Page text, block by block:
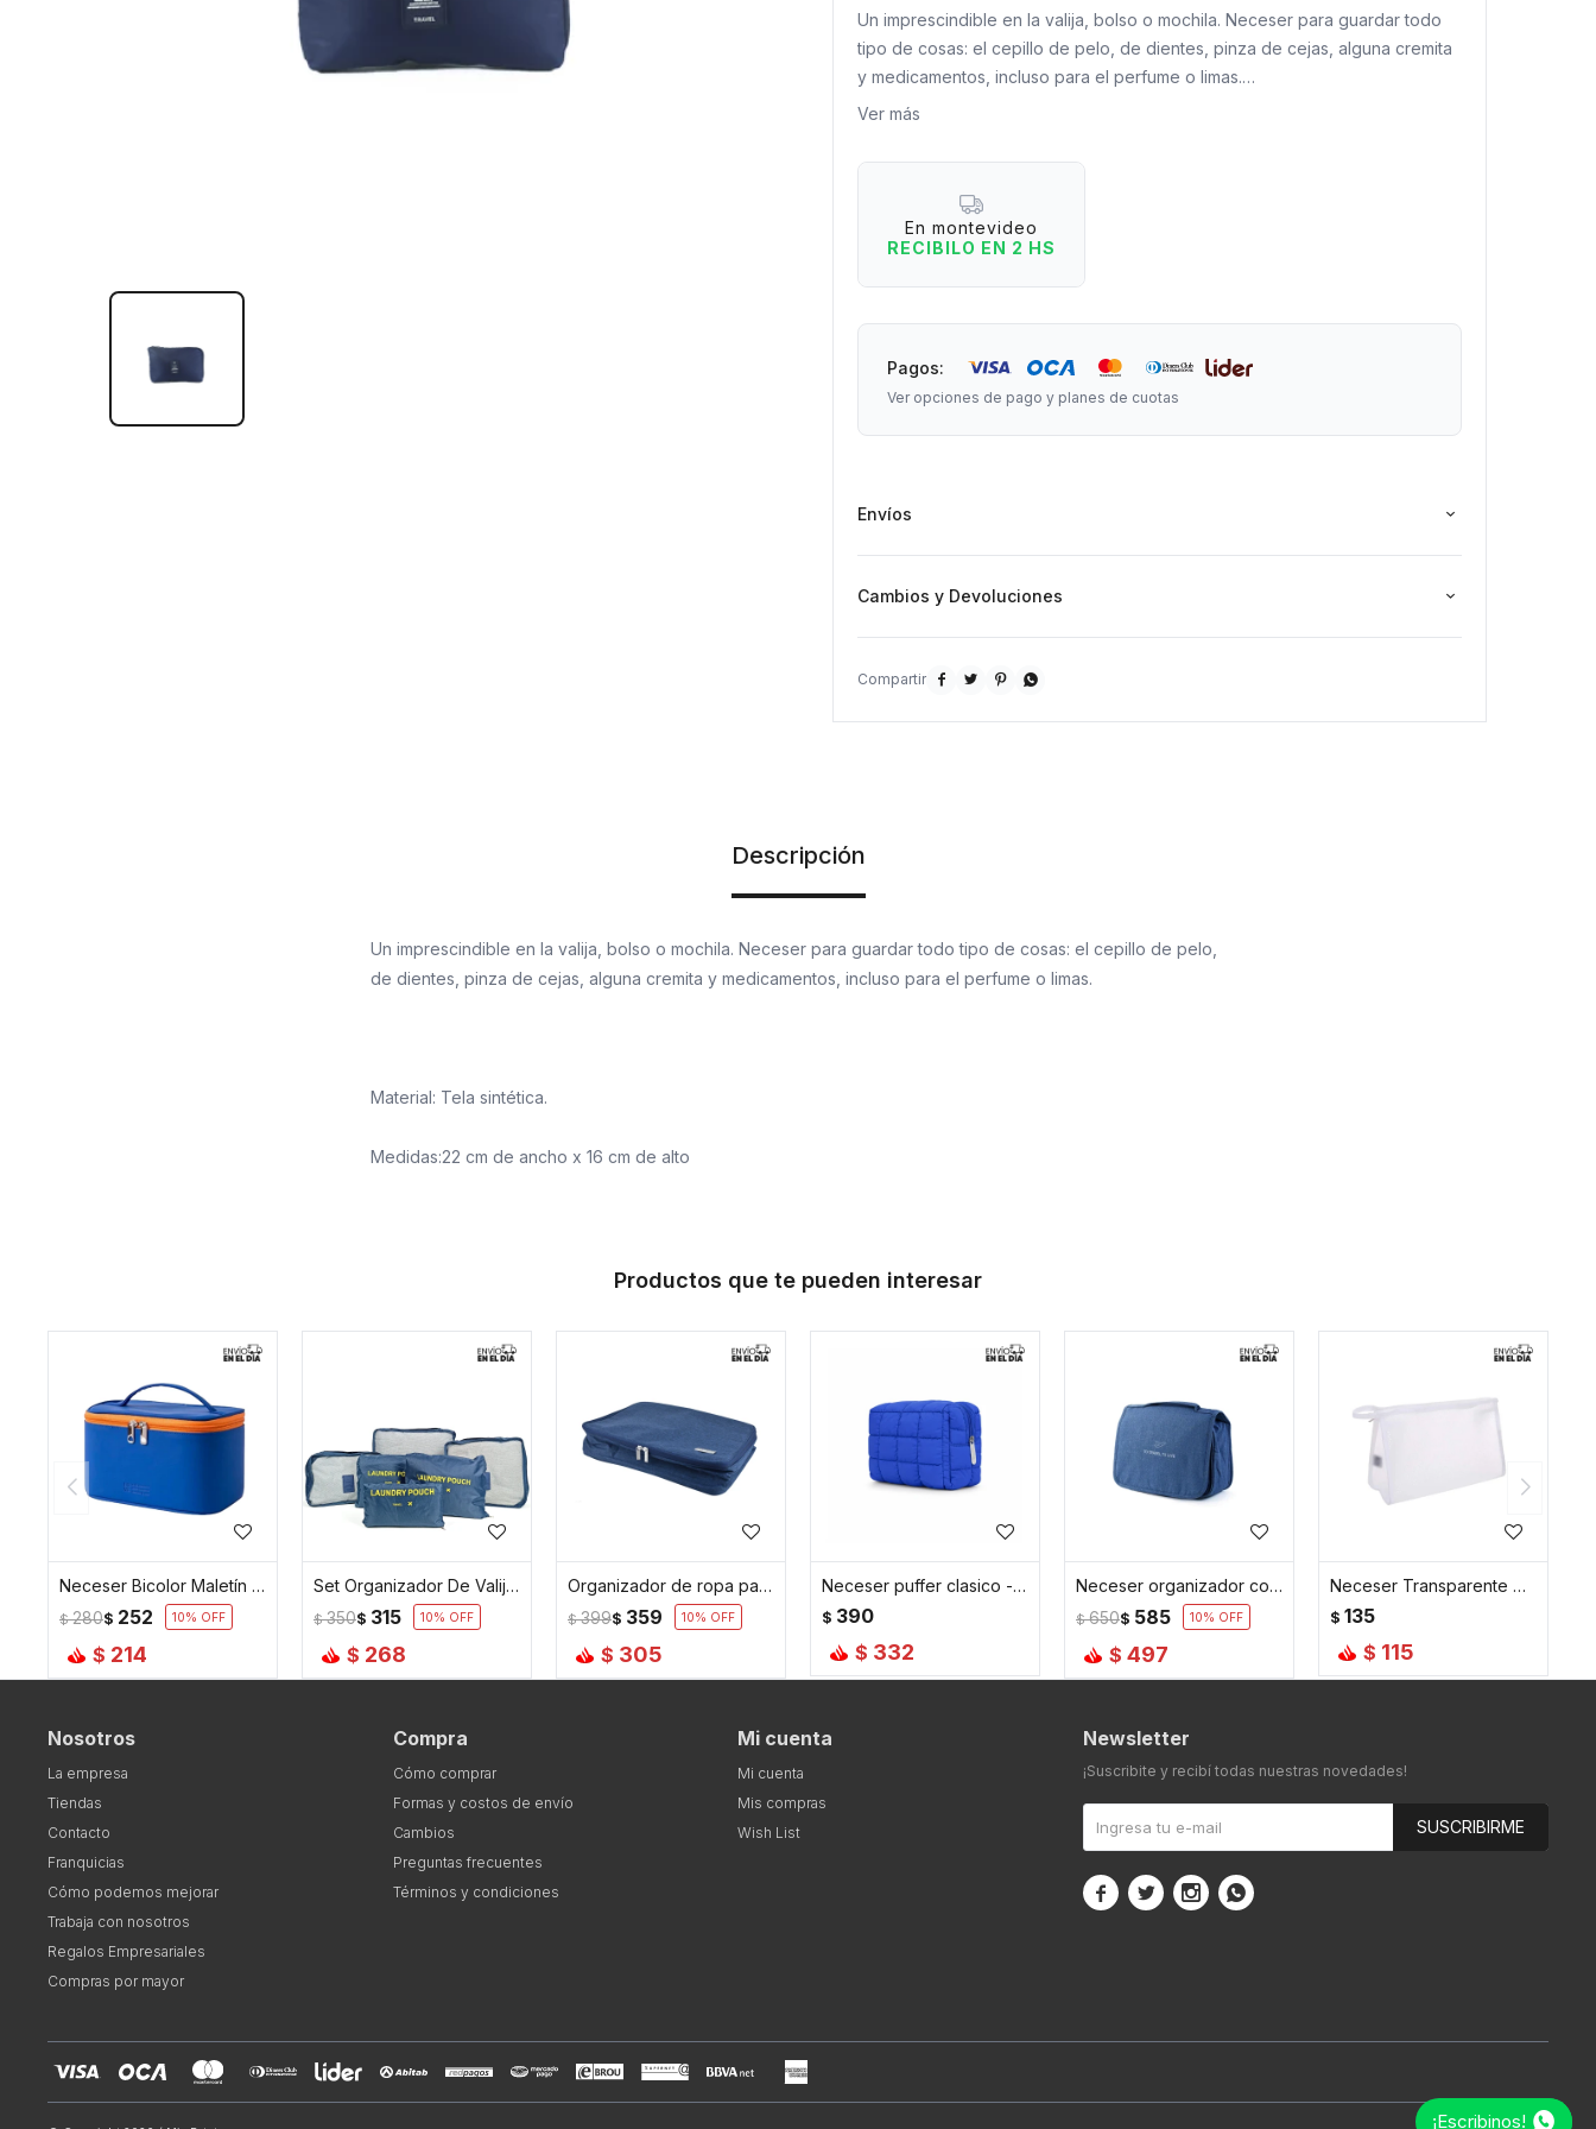
Un imprescindible en la valija, bolso o mochila. Neceser para guardar todo
tipo de cosas: el cepillo de pelo, de dientes, pinza de cejas, alguna cremita
y medicamentos, incluso para el perfume o limas.
Material: Tela sintética.
Medidas:22 cm de ancho x 16 cm de alto
Ver más
En montevideo
RECIBILO EN 2 HS
Pagos:
Ver opciones de pago y planes de cuotas
Envíos
Cambios y Devoluciones
   
Descripción
Un imprescindible en la valija, bolso o mochila. Neceser para guardar todo tipo de cosas: el cepillo de pelo,
de dientes, pinza de cejas, alguna cremita y medicamentos, incluso para el perfume o limas.
Material: Tela sintética.
Medidas:22 cm de ancho x 16 cm de alto
Productos que te pueden interesar
Neceser Bicolor Maletín - Azul
$ 252
$ 280 10
$ 214
Set Organizador De Valija 6 Separadores - Azul
$ 315
$ 350 10
$ 268
Organizador de ropa para viaje grande - Azul
$ 359
$ 399 10
$ 305
Neceser puffer clasico - Azul
$ 390
$ 332
Neceser organizador con reparticiones y colgador - Azul
$ 585
$ 650 10
$ 497
Neceser Transparente Con Red - Blanco
$ 135
$ 115
Nosotros
La empresa
Tiendas
Contacto
Franquicias
Cómo podemos mejorar
Trabaja con nosotros
Regalos Empresariales
Compras por mayor
Compra
Cómo comprar
Formas y costos de envío
Cambios
Preguntas frecuentes
Términos y condiciones
Mi cuenta
Mi cuenta
Mis compras
Wish List
Newsletter
¡Suscribite y recibí todas nuestras novedades!
SUSCRIBIRME
   
¡Escribinos!